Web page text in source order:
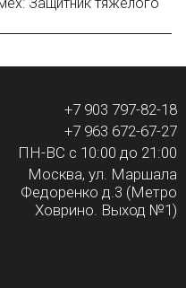
+7 903 797-82-18
+7 963 672-67-27
ПН-ВС с 10:00 до 21:00
Москва, ул. Маршала
Федоренко д.3 (Метро
Ховрино. Выход №1)